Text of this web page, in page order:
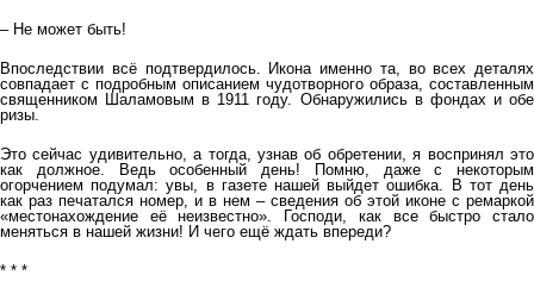
– Не может быть!
Впоследствии всё подтвердилось. Икона именно та, во всех деталях
совпадает с подробным описанием чудотворного образа, составленным
священником Шаламовым в 1911 году. Обнаружились в фондах и обе
ризы.
Это сейчас удивительно, а тогда, узнав об обретении, я воспринял это
как должное. Ведь особенный день! Помню, даже с некоторым
огорчением подумал: увы, в газете нашей выйдет ошибка. В тот день
как раз печатался номер, и в нем – сведения об этой иконе с ремаркой
«местонахождение её неизвестно». Господи, как все быстро стало
меняться в нашей жизни! И чего ещё ждать впереди?
* * *